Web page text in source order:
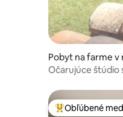
Pobyt na farme v
c
Očarujúce štúdio
Najobľúbenejšie
Obľúbené